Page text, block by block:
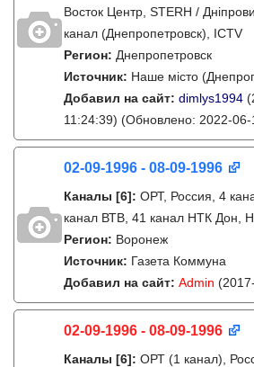
Восток Центр, STERH /
канал (Днепропетровск), ICTV
Регион: Днепропетровск
Источник: Наше місто
Добавил на сайт: dimlys1994
11:24:39) (Обновлено: 2022-
02-09-1996 - 08-09-1996
Каналы [6]: ОРТ, Россия, 4
канал ВТВ, 41 канал НТК Дон,
Регион: Воронеж
Источник: Газета Коммуна
Добавил на сайт: Admin
02-09-1996 - 08-09-1996
Каналы [6]: ОРТ (1 канал),